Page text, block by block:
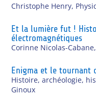
Christophe Henry,
Et la lumière fut !
électromagnétiques
Corinne Nicolas-Cabane,
Enigma et le tournant
Histoire, archéologie,
Ginoux